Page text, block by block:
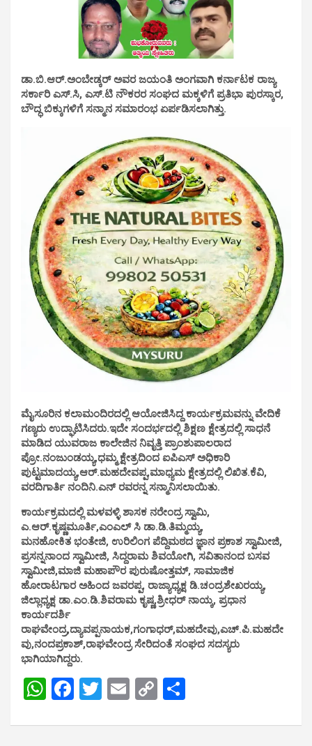
ಡಾ.ಬಿ.ಆರ್.ಅಂಬೇಡ್ಕರ್ ಅವರ ಜಯಂತಿ ಅಂಗವಾಗಿ ಕರ್ನಾಟಕ ರಾಜ್ಯ
ಸರ್ಕಾರಿ ಎಸ್.ಸಿ, ಎಸ್.ಟಿ ನೌಕರರ ಸಂಘದ ಮಕ್ಕಳಿಗೆ ಪ್ರತಿಭಾ ಪುರಸ್ಕಾರ,
ಬೌದ್ಧ ಬಿಕ್ಕುಗಳಿಗೆ ಸನ್ಮಾನ ಸಮಾರಂಭ ಏರ್ಪಡಿಸಲಾಗಿತ್ತು.
ಮೈಸೂರಿನ ಕಲಾಮಂದಿರದಲ್ಲಿ ಆಯೋಜಿಸಿದ್ದ ಕಾರ್ಯಕ್ರಮವನ್ನು ವೇದಿಕೆ
ಗಣ್ಯರು ಉದ್ಘಾಟಿಸಿದರು.ಇದೇ ಸಂದರ್ಭದಲ್ಲಿಶಿಕ್ಷಣ ಕ್ಷೇತ್ರದಲ್ಲಿ ಸಾಧನೆ
ಮಾಡಿದ ಯುವರಾಜ ಕಾಲೇಜಿನ ನಿವೃತ್ತಿ ಪ್ರಾಂಶುಪಾಲರಾದ
ಪ್ರೋ.ನಂಜುಂಡಯ್ಯ,ಧಮ್ಮ ಕ್ಷೇತ್ರದಿಂದ ಐಪಿಎಸ್ ಅಧಿಕಾರಿ
ಪುಟ್ಟಮಾದಯ್ಯ,ಆರ್.ಮಹದೇವಪ್ಪ,ಮಾಧ್ಯಮ ಕ್ಷೇತ್ರದಲ್ಲಿ ಲಿಖಿತ.ಕೆವಿ,
ವರದಿಗಾರ್ತಿ ನಂದಿನಿ.ಎನ್ ರವರನ್ನ ಸನ್ಮಾನಿಸಲಾಯಿತು.
ಕಾರ್ಯಕ್ರಮದಲ್ಲಿ ಮಳವಳ್ಳಿ ಶಾಸಕ ನರೇಂದ್ರ ಸ್ವಾಮಿ,
ಎ.ಆರ್.ಕೃಷ್ಣಮೂರ್ತಿ,ಎಂಎಲ್ ಸಿ ಡಾ.ಡಿ.ತಿಮ್ಮಯ್ಯ,
ಮನಹೋಕಿತ ಭಂತೇಜಿ, ಉರಿಲಿಂಗ ಪೆದ್ದಿಮಠದ ಜ್ಞಾನ ಪ್ರಕಾಶ ಸ್ವಾಮೀಜಿ,
ಪ್ರಸನ್ನನಾಂದ ಸ್ವಾಮೀಜಿ, ಸಿದ್ದರಾಮ ಶಿವಯೋಗಿ, ಸವಿತಾನಂದ ಬಸವ
ಸ್ವಾಮೀಜಿ,ಮಾಜಿ ಮಹಾಪೌರ ಪುರುಷೋತ್ತಮ್, ಸಾಮಾಜಿಕ
ಹೋರಾಟಗಾರ ಅಹಿಂದ ಜವರಪ್ಪ, ರಾಜ್ಯಾಧ್ಯಕ್ಷ ಡಿ.ಚಂದ್ರಶೇಖರಯ್ಯ,
ಜಿಲ್ಲಾಧ್ಯಕ್ಷ ಡಾ.ಎಂ.ಡಿ.ಶಿವರಾಮ ಕೃಷ್ಣ,ಶ್ರೀಧರ್ ನಾಯ್ಕ, ಪ್ರಧಾನ
ಕಾರ್ಯದರ್ಶಿ
ರಾಘವೇಂದ್ರ,ದ್ಯಾವಪ್ಪನಾಯಕ,ಗಂಗಾಧರ್,ಮಹದೇವು,ಎಚ್.ಪಿ.ಮಹದೇ
ವು,ನಂದಪ್ರಕಾಶ್,ರಾಘವೇಂದ್ರ ಸೇರಿದಂತೆ ಸಂಘದ ಸದಸ್ಯರು
ಭಾಗಿಯಾಗಿದ್ದರು.
W
at
F
ce
T
tt
E
ail
C
py ar